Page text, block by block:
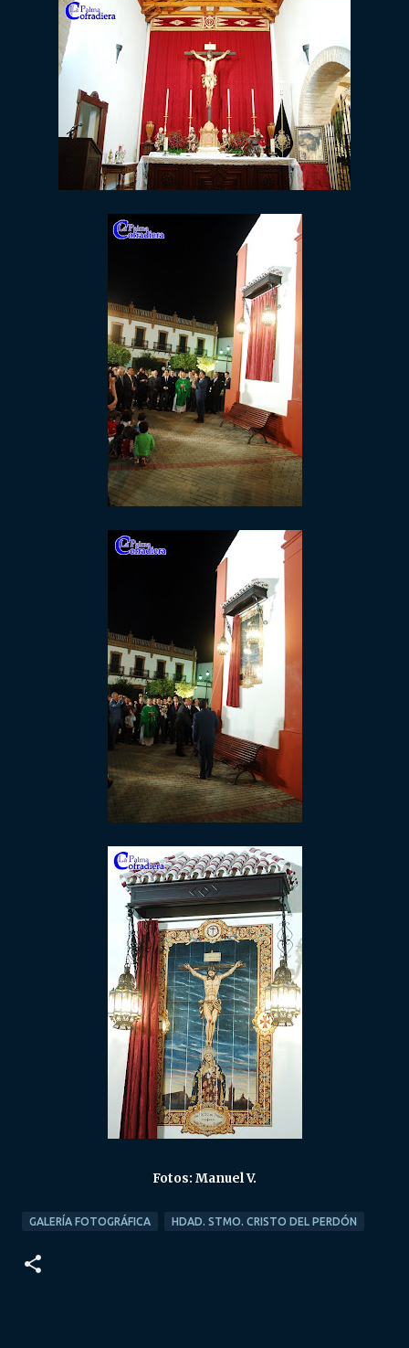
Fotos: Manuel V.
GALERÍA FOTOGRÁFICA HDAD. STMO. CRISTO DEL PERDÓN